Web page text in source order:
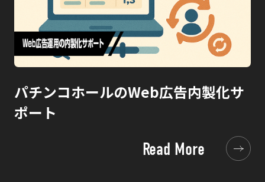
パチンコホールのWeb広告内製化サ
ポート
Read More